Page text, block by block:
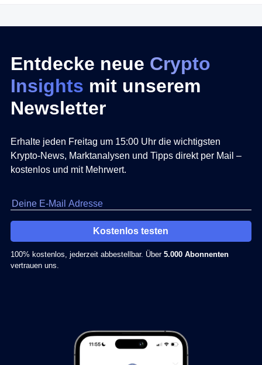
Entdecke neue Crypto
Insights mit unserem
Newsletter
Erhalte jeden Freitag um 15:00 Uhr die wichtigsten
Krypto-News, Marktanalysen und Tipps direkt per Mail –
kostenlos und mit Mehrwert.
Kostenlos testen
100% kostenlos, jederzeit abbestellbar. Über 5.000 Abonnenten
vertrauen uns.